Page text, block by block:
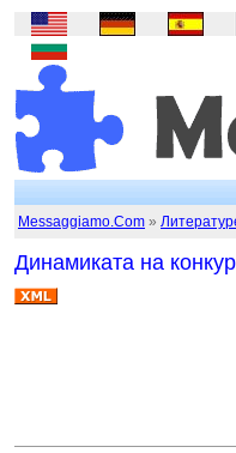
Messaggiamo.Com »
Динамиката на